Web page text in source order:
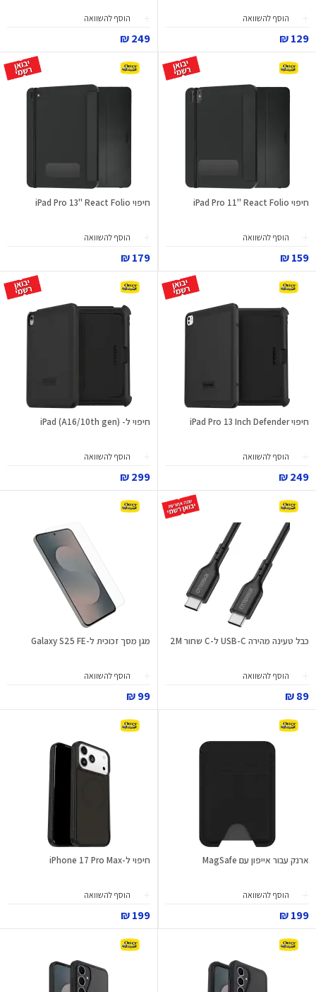
הוסף להשוואה
129 ₪
הוסף להשוואה
249 ₪
חיפוי iPad Pro 11" React Folio
הוסף להשוואה
159 ₪
חיפוי iPad Pro 13" React Folio
הוסף להשוואה
179 ₪
חיפוי iPad Pro 13 Inch Defender
הוסף להשוואה
249 ₪
חיפוי ל- iPad (A16/10th gen)
הוסף להשוואה
299 ₪
כבל טעינה מהירה USB-C ל-C שחור 2M
הוסף להשוואה
89 ₪
מגן מסך זכוכית ל-Galaxy S25 FE
הוסף להשוואה
99 ₪
ארנק עבור אייפון עם MagSafe
הוסף להשוואה
199 ₪
חיפוי ל-iPhone 17 Pro Max
הוסף להשוואה
199 ₪